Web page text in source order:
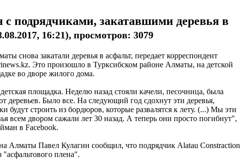
с подрядчиками, закатавшими деревья в
16:21), просмотров: 3079
снова закатали деревья в асфальт, передает корреспондент
Это произошло в Турксибском районе Алматы, на детской
во дворе жилого дома.
площадка. Неделю назад стояли качели, песочница, была
деревьев. Было все. На следующий год сдохнут эти деревья,
будут строить из бордюров, которые развалятся к лету. (...) Мы эти
всем двором сажали лет 30 назад. А теперь они просто погибнут",
в Facebook.
Алматы Павел Кулагин сообщил, что подрядчик Alatau Constraction
"асфальтового плена".